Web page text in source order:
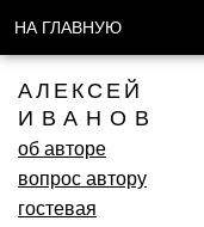
НА ГЛАВНУЮ
АЛЕКСЕЙ
ИВАНОВ
об авторе
вопрос автору
гостевая